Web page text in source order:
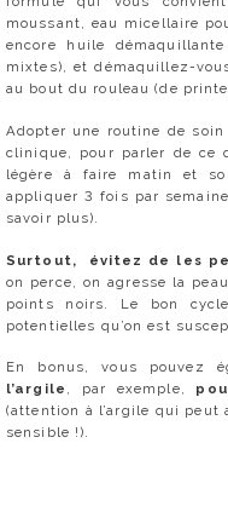
moussant, eau micellaire
encore huile
mixtes), et démaquillez-
au bout du rouleau (de
Adopter une routine de
clinique, pour parler de ce
légère à faire matin et
appliquer 3 fois par
savoir plus).
Surtout, évitez de les
on perce, on agresse la
points noirs. Le bon
potentielles qu’on est
En bonus, vous pouvez
l’argile , par exemple,
(attention à l’argile qui peut
sensible !).